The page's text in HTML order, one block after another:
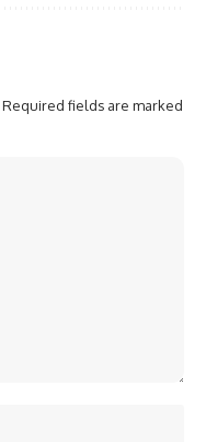
Required fields are marked